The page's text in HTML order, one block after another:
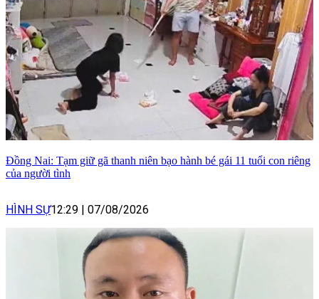
Đồng Nai: Tạm giữ gã thanh niên bạo hành bé gái 11 tuổi con riêng
của người tình
HÌNH SỰ12:29 | 07/08/2026